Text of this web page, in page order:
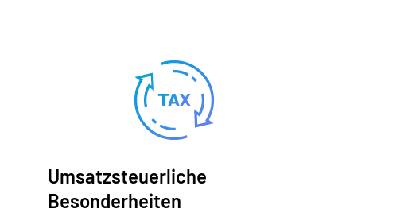
Umsatzsteuerliche
Besonderheiten